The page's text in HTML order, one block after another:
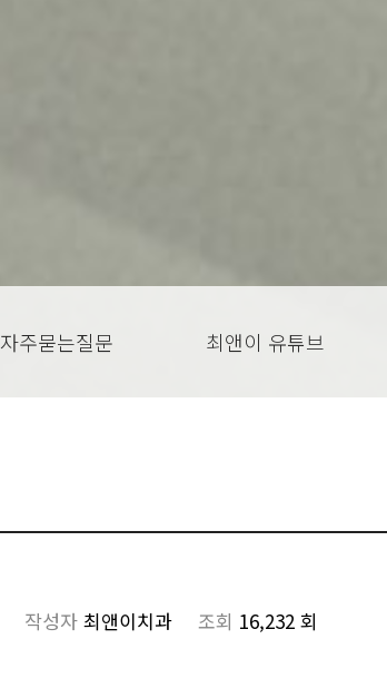
자주묻는질문 최앤이 유튜브
작성자최앤이치과 조회 16,232 회